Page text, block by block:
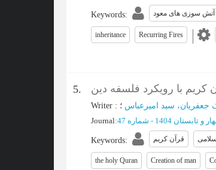
Keywords: آتش سوزی های معود
inheritance Recurring Fires
5. با رویکرد فلسفه دین
Writer : جعفریان، سید امیرعباس ؛
Journal: و تابستان 1404 - شماره 47
Keywords: قرآن کریم
the holy Quran Creation of man